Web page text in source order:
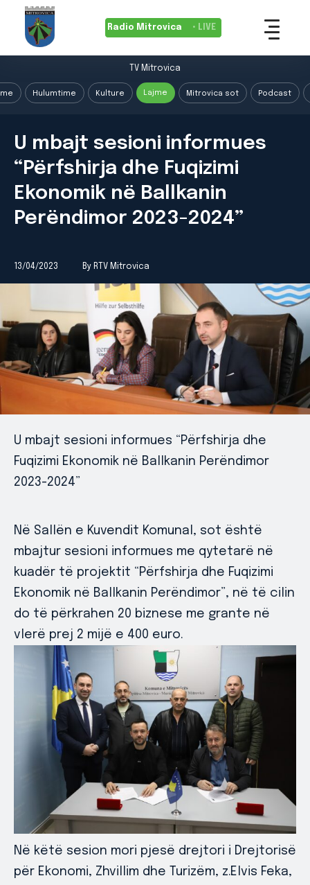
Radio Mitrovica • LIVE
TV Mitrovica
Hulumtime Kulture Lajme Mitrovica sot Podcast
U mbajt sesioni informues
“Përfshirja dhe Fuqizimi
Ekonomik në Ballkanin
Perëndimor 2023-2024”
13/04/2023 By RTV Mitrovica
U mbajt sesioni informues “Përfshirja dhe
Fuqizimi Ekonomik në Ballkanin Perëndimor
2023-2024”
Në Sallën e Kuvendit Komunal, sot është
mbajtur sesioni informues me qytetarë në
kuadër të projektit “Përfshirja dhe Fuqizimi
Ekonomik në Ballkanin Perëndimor”, në të cilin
do të përkrahen 20 biznese me grante në
vlerë prej 2 mijë e 400 euro.
Në këtë sesion mori pjesë drejtori i Drejtorisë
për Ekonomi, Zhvillim dhe Turizëm, z.Elvis Feka,